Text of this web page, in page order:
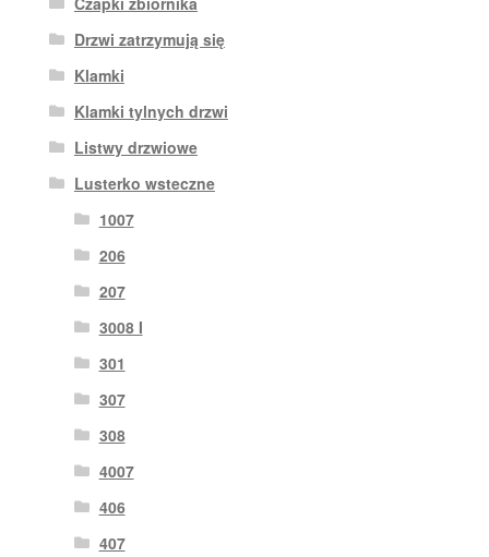
Drzwi zatrzymują się
Klamki
Klamki tylnych drzwi
Listwy drzwiowe
Lusterko wsteczne
1007
206
207
3008 I
301
307
308
4007
406
407